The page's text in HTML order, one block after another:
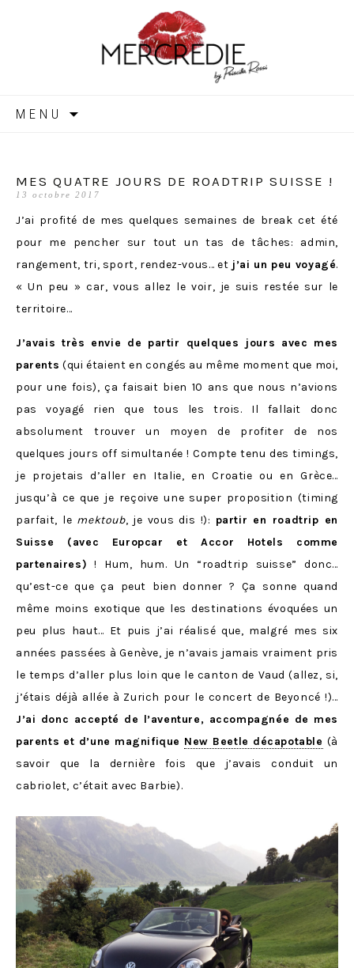
MERCREDIE
MENU
MES QUATRE JOURS DE ROADTRIP SUISSE !
13 octobre 2017
J’ai profité de mes quelques semaines de break cet été
pour me pencher sur tout un tas de tâches: admin,
rangement, tri, sport, rendez-vous… et j’ai un peu voyagé.
« Un peu » car, vous allez le voir, je suis restée sur le
territoire…
J’avais très envie de partir quelques jours avec mes
parents (qui étaient en congés au même moment que moi,
pour une fois), ça faisait bien 10 ans que nous n’avions
pas voyagé rien que tous les trois. Il fallait donc
absolument trouver un moyen de profiter de nos
quelques jours off simultanée ! Compte tenu des timings,
je projetais d’aller en Italie, en Croatie ou en Grèce…
jusqu’à ce que je reçoive une super proposition (timing
parfait, le mektoub, je vous dis !): partir en roadtrip en
Suisse (avec Europcar et Accor Hotels comme
partenaires) ! Hum, hum. Un “roadtrip suisse” donc…
qu’est-ce que ça peut bien donner ? Ça sonne quand
même moins exotique que les destinations évoquées un
peu plus haut… Et puis j’ai réalisé que, malgré mes six
années passées à Genève, je n’avais jamais vraiment pris
le temps d’aller plus loin que le canton de Vaud (allez, si,
j’étais déjà allée à Zurich pour le concert de Beyoncé !)…
J’ai donc accepté de l’aventure, accompagnée de mes
parents et d’une magnifique New Beetle décapotable (à
savoir que la dernière fois que j’avais conduit un
cabriolet, c’était avec Barbie).